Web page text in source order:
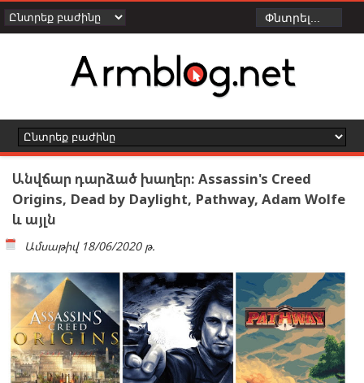
Անվճար դարձած խաղեր: Assassin's Creed
Origins, Dead by Daylight, Pathway, Adam Wolfe
և այլն
Ամսաթիվ 18/06/2020 թ.